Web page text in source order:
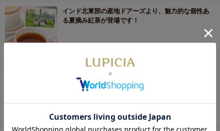
インド北東部の産地ドアーズより、魅力的な個性あ
る夏摘み紅茶が登場です！
世界有数の茶産地として知られる台湾から、今年の
春摘み烏龍茶が届きました。